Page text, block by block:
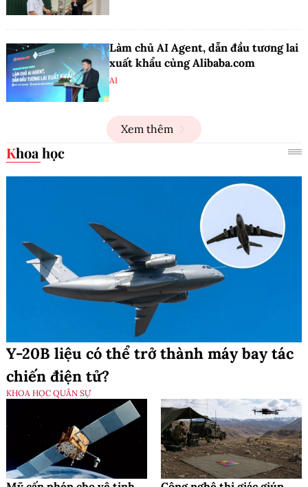
Làm chủ AI Agent, dẫn đầu tương lai
xuất khẩu cùng Alibaba.com
AI
Xem thêm
Khoa học
Y-20B liệu có thể trở thành máy bay tác
chiến điện tử?
KHOA HỌC QUÂN SỰ